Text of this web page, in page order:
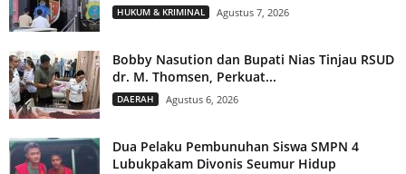
HUKUM & KRIMINAL Agustus 7, 2026
Bobby Nasution dan Bupati Nias Tinjau RSUD
dr. M. Thomsen, Perkuat...
DAERAH Agustus 6, 2026
Dua Pelaku Pembunuhan Siswa SMPN 4
Lubukpakam Divonis Seumur Hidup